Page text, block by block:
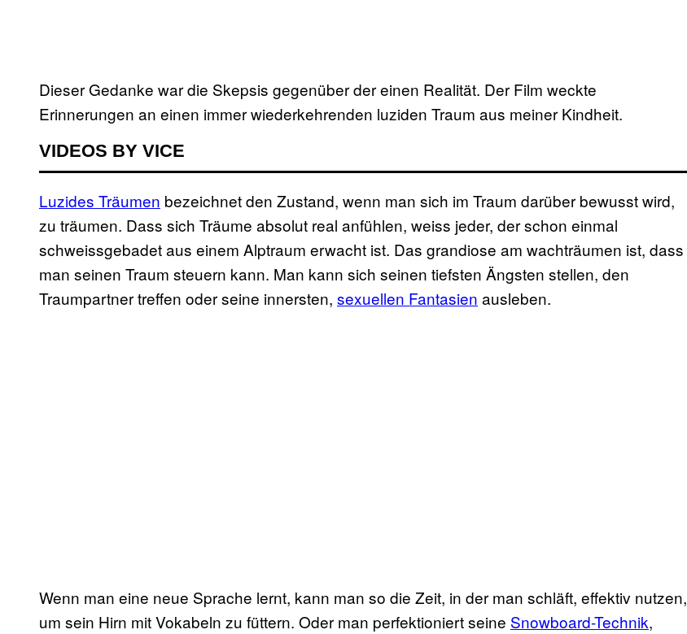
Dieser Gedanke war die Skepsis gegenüber der einen Realität. Der Film weckte
Erinnerungen an einen immer wiederkehrenden luziden Traum aus meiner Kindheit.
VIDEOS BY VICE
Luzides Träumen bezeichnet den Zustand, wenn man sich im Traum darüber bewusst wird,
zu träumen. Dass sich Träume absolut real anfühlen, weiss jeder, der schon einmal
schweissgebadet aus einem Alptraum erwacht ist. Das grandiose am wachträumen ist, dass
man seinen Traum steuern kann. Man kann sich seinen tiefsten Ängsten stellen, den
Traumpartner treffen oder seine innersten, sexuellen Fantasien ausleben.
Wenn man eine neue Sprache lernt, kann man so die Zeit, in der man schläft, effektiv nutzen,
um sein Hirn mit Vokabeln zu füttern. Oder man perfektioniert seine Snowboard-Technik,